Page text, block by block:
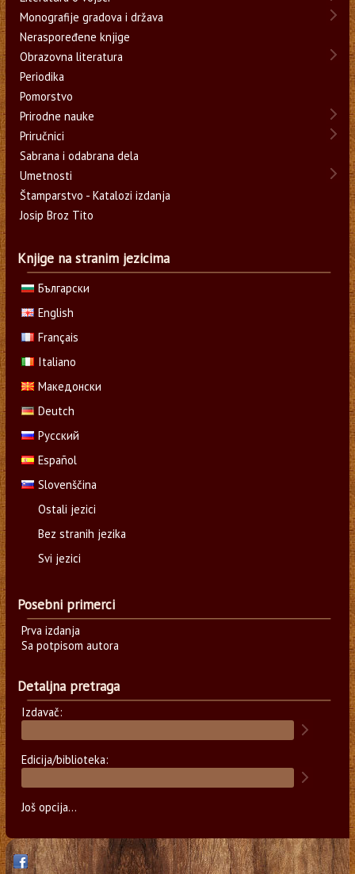
Monografije gradova i država
Neraspoređene knjige
Obrazovna literatura
Periodika
Pomorstvo
Prirodne nauke
Priručnici
Sabrana i odabrana dela
Umetnosti
Štamparstvo - Katalozi izdanja
Josip Broz Tito
Knjige na stranim jezicima
Български
English
Français
Italiano
Македонски
Deutch
Русский
Español
Slovenščina
Ostali jezici
Bez stranih jezika
Svi jezici
Posebni primerci
Prva izdanja
Sa potpisom autora
Detaljna pretraga
Izdavač:
Edicija/biblioteka:
Još opcija...